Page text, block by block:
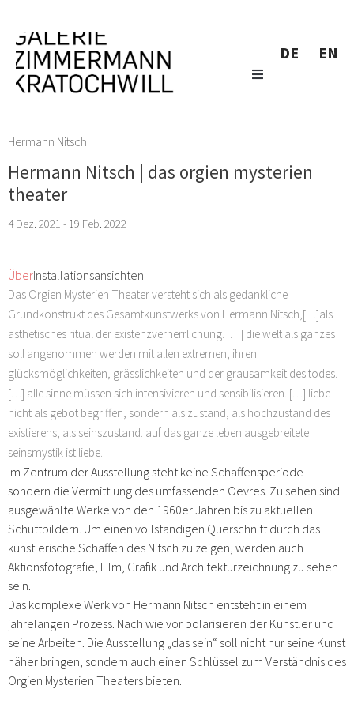
DE EN
Hermann Nitsch
Hermann Nitsch | das orgien mysterien
theater
4 Dez. 2021 - 19 Feb. 2022
ÜberInstallationsansichten
Das Orgien Mysterien Theater versteht sich als gedankliche
Grundkonstrukt des Gesamtkunstwerks von Hermann Nitsch,[…]als
ästhetisches ritual der existenzverherrlichung. […] die welt als ganzes
soll angenommen werden mit allen extremen, ihren
glücksmöglichkeiten, grässlichkeiten und der grausamkeit des todes.
[…] alle sinne müssen sich intensivieren und sensibilisieren. […] liebe
nicht als gebot begriffen, sondern als zustand, als hochzustand des
existierens, als seinszustand. auf das ganze leben ausgebreitete
seinsmystik ist liebe.
Im Zentrum der Ausstellung steht keine Schaffensperiode
sondern die Vermittlung des umfassenden Oevres. Zu sehen sind
ausgewählte Werke von den 1960er Jahren bis zu aktuellen
Schüttbildern. Um einen vollständigen Querschnitt durch das
künstlerische Schaffen des Nitsch zu zeigen, werden auch
Aktionsfotografie, Film, Grafik und Architekturzeichnung zu sehen
sein.
Das komplexe Werk von Hermann Nitsch entsteht in einem
jahrelangen Prozess. Nach wie vor polarisieren der Künstler und
seine Arbeiten. Die Ausstellung „das sein“ soll nicht nur seine Kunst
näher bringen, sondern auch einen Schlüssel zum Verständnis des
Orgien Mysterien Theaters bieten.